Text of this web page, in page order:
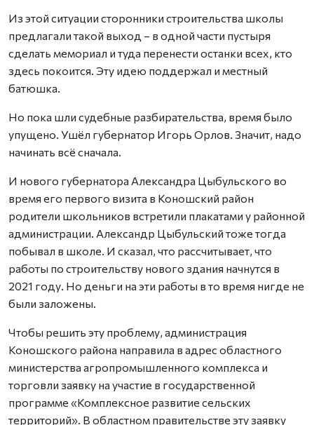
Из этой ситуации сторонники строительства школы
предлагали такой выход – в одной части пустыря
сделать мемориал и туда перенести останки всех, кто
здесь покоится. Эту идею поддержал и местный
батюшка.
Но пока шли судебные разбирательства, время было
упущено. Ушёл губернатор Игорь Орлов. Значит, надо
начинать всё сначала.
И нового губернатора Александра Цыбульского во
время его первого визита в Коношский район
родители школьников встретили плакатами у районной
администрации. Александр Цыбульский тоже тогда
побывал в школе. И сказал, что рассчитывает, что
работы по строительству нового здания начнутся в
2021 году. Но деньги на эти работы в то время нигде не
были заложены.
Чтобы решить эту проблему, администрация
Коношского района направила в адрес областного
министерства агропромышленного комплекса и
торговли заявку на участие в государственной
программе «Комплексное развитие сельских
территорий». В областном правительстве эту заявку